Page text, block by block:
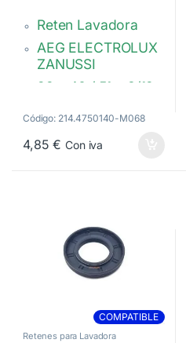
e
Reten Lavadora
AEG ELECTROLUX
ZANUSSI
22 x 40 / 51 x 8/12
1240242006
Código: 214.4750140-M068
4,85€ Con iva
COMPATIBLE
Retenes para Lavadora